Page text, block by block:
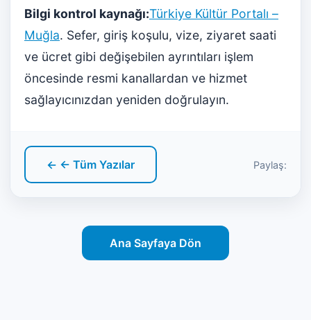
Bilgi kontrol kaynağı:Türkiye Kültür Portalı –
Muğla. Sefer, giriş koşulu, vize, ziyaret saati
ve ücret gibi değişebilen ayrıntıları işlem
öncesinde resmi kanallardan ve hizmet
sağlayıcınızdan yeniden doğrulayın.
← ← Tüm Yazılar Paylaş:
Ana Sayfaya Dön